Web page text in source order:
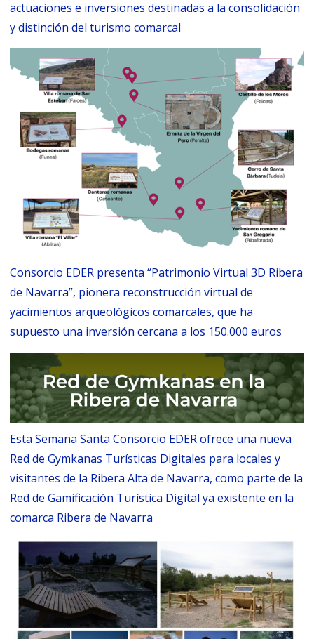
actuaciones e inversiones destinadas a la consolidación
y distinción del turismo comarcal
Consorcio EDER presenta “Patrimonio Virtual 3D Ribera
de Navarra”, pionera reconstrucción virtual de
yacimientos arqueológicos comarcales, que ha
supuesto una inversión cercana a los 150.000 euros
Esta Semana Santa Consorcio EDER ofrece una nueva
Red de Gymkanas Turísticas Digitales para locales y
visitantes de la Ribera Alta de Navarra, como parte de la
Red de Gamificación Turística Digital ya existente en la
comarca Ribera de Navarra